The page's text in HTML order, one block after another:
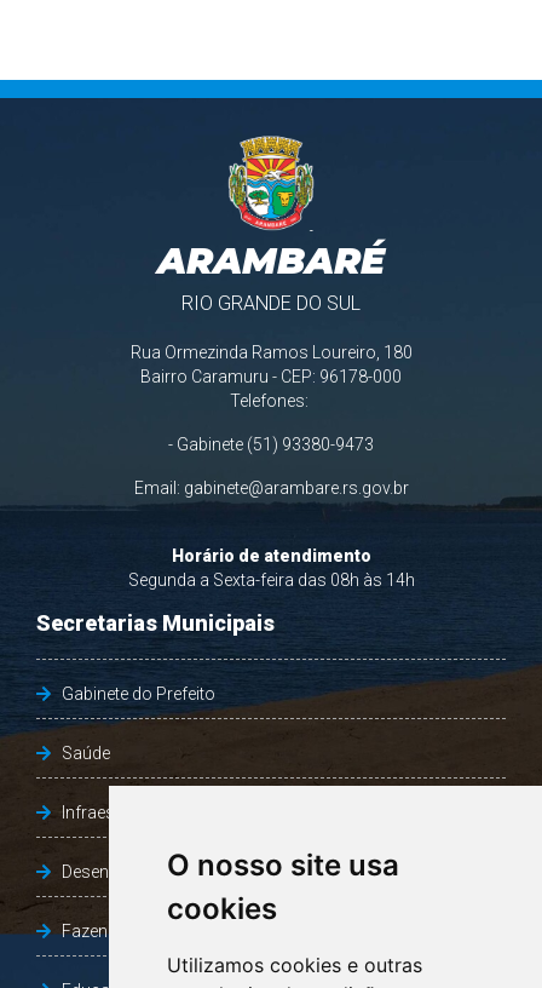
O nosso site usa
cookies
Utilizamos cookies e outras
ARAMBARÉ
RIO GRANDE DO SUL
Rua Ormezinda Ramos Loureiro, 180
Bairro Caramuru - CEP: 96178-000
Telefones:
- Gabinete (51) 93380-9473
Email: gabinete@arambare.rs.gov.br
Horário de atendimento
Segunda a Sexta-feira das 08h às 14h
Secretarias Municipais
Gabinete do Prefeito
Saúde
Infraestrutura, Agricultura e Meio Ambiente
Desenvolvimento Social
Fazenda e Desenvolvimento Econômico